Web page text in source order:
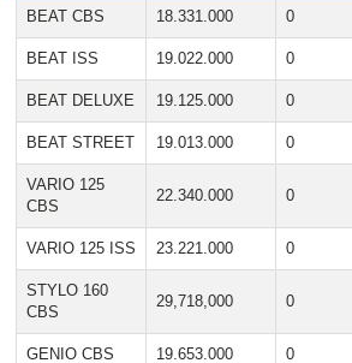
BEAT CBS 18.331.000 0
BEAT ISS 19.022.000 0
BEAT DELUXE 19.125.000 0
BEAT STREET 19.013.000 0
VARIO 125
CBS
22.340.000 0
VARIO 125 ISS 23.221.000 0
STYLO 160
CBS
29,718,000 0
GENIO CBS 19.653.000 0